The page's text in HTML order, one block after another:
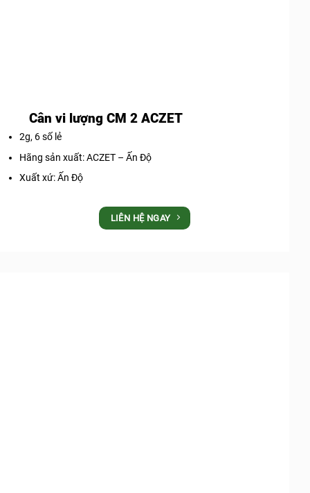
Cân vi lượng CM 2 ACZET
2g, 6 số lẻ
Hãng sản xuất: ACZET – Ấn Độ
Xuất xứ: Ấn Độ
LIÊN HỆ NGAY